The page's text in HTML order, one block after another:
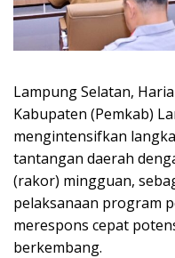
Lampung Selatan,
Kabupaten (Pemkab)
mengintensifkan
tantangan daerah
(rakor) mingguan,
pelaksanaan program
merespons cepat
berkembang.